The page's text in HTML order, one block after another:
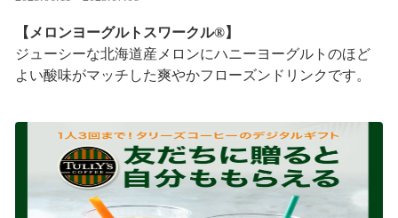
【メロンヨーグルトスワークル®】
ジューシーな北海道産メロンにハニーヨーグルトのほど
よい酸味がマッチした爽やかフローズンドリンクです。